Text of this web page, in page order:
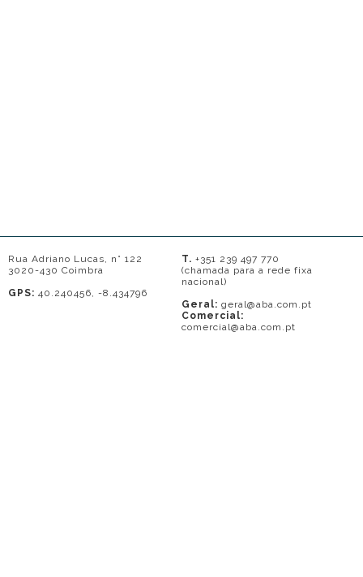
Rua Adriano Lucas, n° 122
3020-430 Coimbra
GPS: 40.240456, -8.434796
T. +351 239 497 770
(chamada para a rede fixa
nacional)
Geral: geral@aba.com.pt
Comercial:
comercial@aba.com.pt